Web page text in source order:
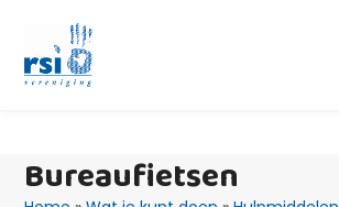
content
Bureaufietsen